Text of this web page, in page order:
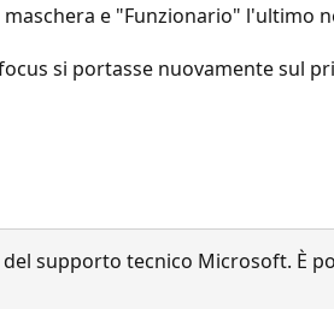
e "Funzionario" l'ultimo
si portasse nuovamente sul
supporto tecnico Microsoft. È